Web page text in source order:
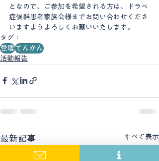
となので、ご参加を希望される方は、ドラベ
症候群患者家族会様までお問い合わせくださ
いますようよろしくお願いいたします。
タグ：
登壇てんかん
活動報告
最新記事 すべて表示